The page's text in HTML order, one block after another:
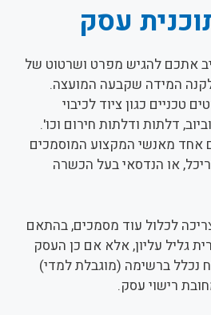
עסק
אתכם להגיש מפרט ושרטוט של
המידה שקבעה המועצה.
טכניים כגון ציוד לכיבוי
דלתות ודלתות חירום וכו'.
אחד מאנשי המקצוע המוסמכים
או הנדסאי בעל הכשרה
לכלול עוד מסמכים, בהתאם
גליל עליון, אלא אם כן העסק
נכלל ברשימה (מוגבלת למדי)
רישוי עסק.